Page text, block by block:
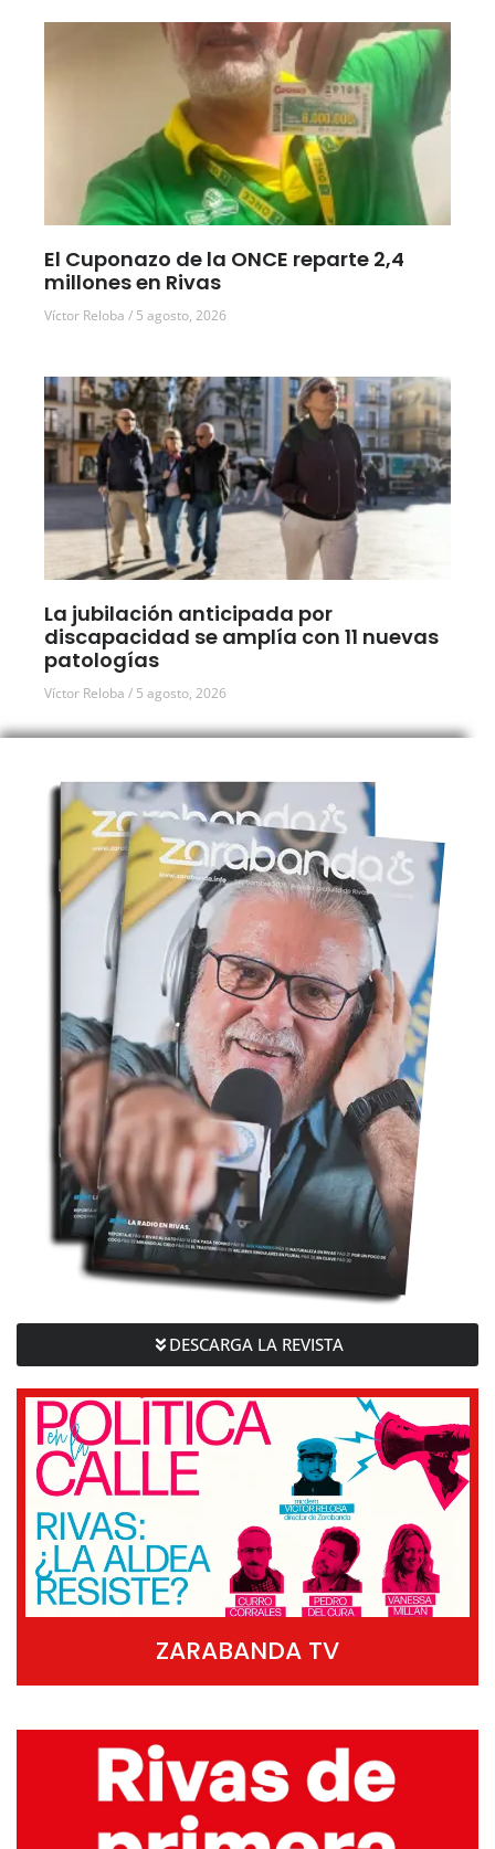
El Cuponazo de la ONCE reparte 2,4
millones en Rivas
Víctor Reloba 5 agosto, 2026
La jubilación anticipada por
discapacidad se amplía con 11 nuevas
patologías
Víctor Reloba 5 agosto, 2026
DESCARGA LA REVISTA
ZARABANDA TV